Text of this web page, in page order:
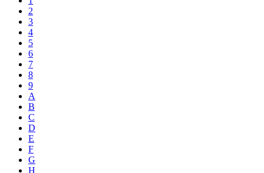
2
3
4
5
6
7
8
9
A
B
C
D
E
F
G
H